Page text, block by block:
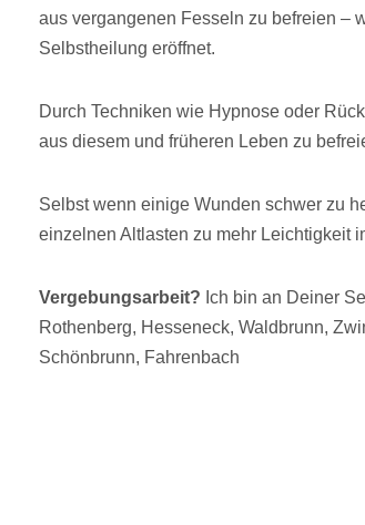
aus vergangenen Fesseln zu befreien –
Selbstheilung eröffnet.
Durch Techniken wie Hypnose oder
aus diesem und früheren Leben zu
Selbst wenn einige Wunden schwer zu
einzelnen Altlasten zu mehr Leichtigkeit
Vergebungsarbeit? Ich bin an Deiner
Rothenberg, Hesseneck, Waldbrunn,
Schönbrunn, Fahrenbach